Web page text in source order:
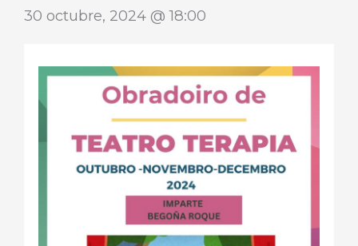
30 octubre, 2024 @ 18:00